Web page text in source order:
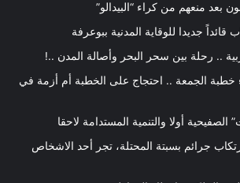
بعد منعهم من كراء “البيدالو”
قائداً جديدا للوقاية المدنية ببوعرفة
.. رحلة بين سحر البحر وأصالة المدن ..!
خطبة الجمعة .. احتجاج على الخطبة أم أزمة في
الصفيحية أولا والتنمية المستدامة لاحقا
جرائم بسبتة المحتلة، تجر أحد الاشخاص